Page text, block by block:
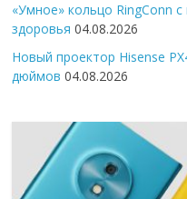
«Умное» кольцо RingConn
здоровья 04.08.2026
Новый проектор Hisense
дюймов 04.08.2026